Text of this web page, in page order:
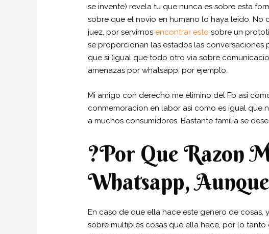
se invente) revela tu que nunca es sobre esta
sobre que el novio en humano lo haya leido. No
juez, por servirnos encontrar esto sobre un
se proporcionan las estados las
que si (igual que todo otro vi­a sobre
amenazas por whatsapp, por ejemplo.
Mi amigo con derecho me elimino del Fb asi­
conmemoracion en labor asi­ como es igual que
a muchos consumidores. Bastante familia se
?Por Que Razon
Whatsapp,
En caso de que ella hace este genero de
sobre multiples cosas que ella hace, por lo